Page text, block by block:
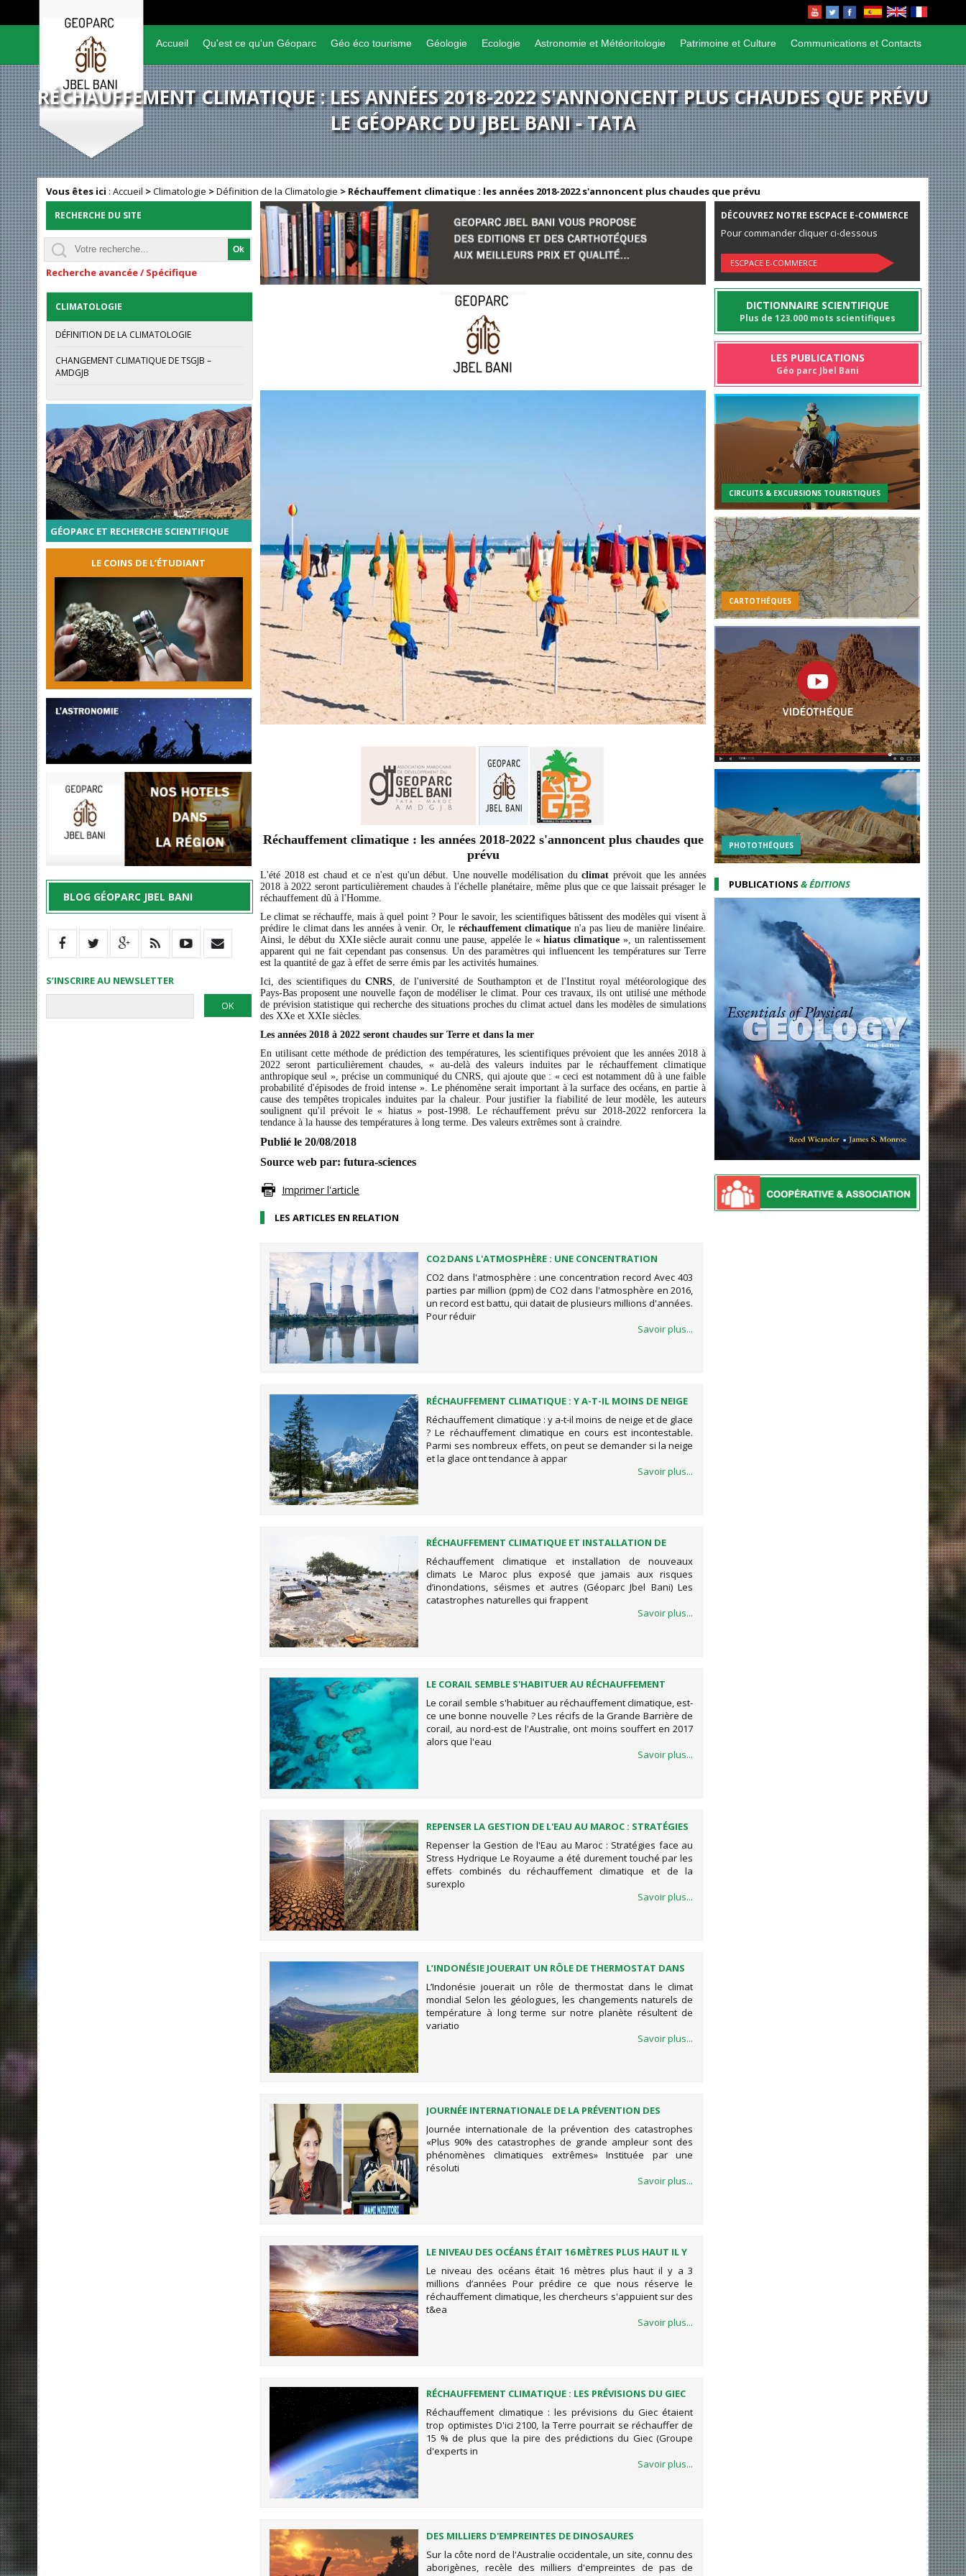
Accueil Qu'est ce qu'un Géoparc Géo éco tourisme Géologie Ecologie Astronomie et Météoritologie Patrimoine et Culture Communications et Contacts
RÉCHAUFFEMENT CLIMATIQUE : LES ANNÉES 2018-2022 S'ANNONCENT PLUS CHAUDES QUE PRÉVU
LE GÉOPARC DU JBEL BANI - TATA
Vous êtes ici :Accueil >Climatologie >Définition de la Climatologie > Réchauffement climatique : les années 2018-2022 s'annoncent plus chaudes que prévu
Réchauffement climatique : les années 2018-2022 s'annoncent plus chaudes que
prévu
L'été 2018 est chaud et ce n'est qu'un début. Une nouvelle modélisation duclimat prévoit que les années
2018 à 2022 seront particulièrement chaudes à l'échelle planétaire, même plus que ce que laissait présager le
réchauffement dû à l'Homme.
Le climat se réchauffe, mais à quel point ? Pour le savoir, les scientifiques bâtissent des modèles qui visent à
prédire le climat dans les années à venir. Or, le réchauffement climatique n'a pas lieu de manière linéaire.
Ainsi, le début du XXIe siècle aurait connu une pause, appelée le «hiatus climatique », un ralentissement
apparent qui ne fait cependant pas consensus. Un des paramètres qui influencent les températures sur Terre
est la quantité de gaz à effet de serre émis par les activités humaines.
Ici, des scientifiques duCNRS , de l'université de Southampton et de l'Institut royal météorologique des
Pays-Bas proposent une nouvelle façon de modéliser le climat. Pour ces travaux, ils ont utilisé une méthode
de prévision statistique qui recherche des situations proches du climat actuel dans les modèles de simulations
des XXe et XXIe siècles.
Les années 2018 à 2022 seront chaudes sur Terre et dans la mer
En utilisant cette méthode de prédiction des températures, les scientifiques prévoient que les années 2018 à
2022 seront particulièrement chaudes, « au-delà des valeurs induites par le réchauffement climatique
anthropique seul », précise un communiqué du CNRS, qui ajoute que : « ceci est notamment dû à une faible
probabilité d'épisodes de froid intense ». Le phénomène serait important à la surface des océans, en partie à
cause des tempêtes tropicales induites par la chaleur. Pour justifier la fiabilité de leur modèle, les auteurs
soulignent qu'il prévoit le « hiatus » post-1998. Le réchauffement prévu sur 2018-2022 renforcera la
tendance à la hausse des températures à long terme. Des valeurs extrêmes sont à craindre.
Publié le 20/08/2018
Source web par: futura-sciences
Imprimer l'article
LES ARTICLES EN RELATION
CO2 DANS L'ATMOSPHÈRE : UNE CONCENTRATION
RECORD
CO2 dans l'atmosphère : une concentration record Avec 403
parties par million (ppm) de CO2 dans l'atmosphère en 2016,
un record est battu, qui datait de plusieurs millions d'années.
Pour réduir
Savoir plus...
RÉCHAUFFEMENT CLIMATIQUE : Y A-T-IL MOINS DE NEIGE
ET DE GLACE ?
Réchauffement climatique : y a-t-il moins de neige et de glace
? Le réchauffement climatique en cours est incontestable.
Parmi ses nombreux effets, on peut se demander si la neige
et la glace ont tendance à appar
Savoir plus...
RÉCHAUFFEMENT CLIMATIQUE ET INSTALLATION DE
NOUVEAUX CLIMATS LE MAROC PLUS EXPOSÉ QUE JAMAIS
AUX RISQUES D’INONDATIONS, SÉISMES ET AUTRES
(GÉOPARC JBEL BANI)
Réchauffement climatique et installation de nouveaux
climats Le Maroc plus exposé que jamais aux risques
d’inondations, séismes et autres (Géoparc Jbel Bani) Les
catastrophes naturelles qui frappent
Savoir plus...
LE CORAIL SEMBLE S'HABITUER AU RÉCHAUFFEMENT
CLIMATIQUE, EST-CE UNE BONNE NOUVELLE ?
Le corail semble s'habituer au réchauffement climatique, est-
ce une bonne nouvelle ? Les récifs de la Grande Barrière de
corail, au nord-est de l'Australie, ont moins souffert en 2017
alors que l'eau
Savoir plus...
REPENSER LA GESTION DE L'EAU AU MAROC : STRATÉGIES
FACE AU STRESS HYDRIQUE
Repenser la Gestion de l'Eau au Maroc : Stratégies face au
Stress Hydrique Le Royaume a été durement touché par les
effets combinés du réchauffement climatique et de la
surexplo
Savoir plus...
L’INDONÉSIE JOUERAIT UN RÔLE DE THERMOSTAT DANS
LE CLIMAT MONDIAL
L’Indonésie jouerait un rôle de thermostat dans le climat
mondial Selon les géologues, les changements naturels de
température à long terme sur notre planète résultent de
variatio
Savoir plus...
JOURNÉE INTERNATIONALE DE LA PRÉVENTION DES
CATASTROPHES
Journée internationale de la prévention des catastrophes
«Plus 90% des catastrophes de grande ampleur sont des
phénomènes climatiques extrêmes» Instituée par une
résoluti
Savoir plus...
LE NIVEAU DES OCÉANS ÉTAIT 16 MÈTRES PLUS HAUT IL Y
A 3 MILLIONS D’ANNÉES
Le niveau des océans était 16 mètres plus haut il y a 3
millions d’années Pour prédire ce que nous réserve le
réchauffement climatique, les chercheurs s'appuient sur des
t&ea
Savoir plus...
RÉCHAUFFEMENT CLIMATIQUE : LES PRÉVISIONS DU GIEC
ÉTAIENT TROP OPTIMISTES
Réchauffement climatique : les prévisions du Giec étaient
trop optimistes D'ici 2100, la Terre pourrait se réchauffer de
15 % de plus que la pire des prédictions du Giec (Groupe
d'experts in
Savoir plus...
DES MILLIERS D'EMPREINTES DE DINOSAURES
DÉCOUVERTES DANS LE « JURASSIC PARK» AUSTRALIEN
Sur la côte nord de l'Australie occidentale, un site, connu des
aborigènes, recèle des milliers d'empreintes de pas de
RECHERCHE DU SITE
Recherche avancée / Spécifique
CLIMATOLOGIE
DÉFINITION DE LA CLIMATOLOGIE
CHANGEMENT CLIMATIQUE DE TSGJB –
AMDGJB
GÉOPARC ET RECHERCHE SCIENTIFIQUE
LE COINS DE L’ÉTUDIANT
BLOG GÉOPARC JBEL BANI
S’INSCRIRE AU NEWSLETTER
DÉCOUVREZ NOTRE ESCPACE E-COMMERCE
Pour commander cliquer ci-dessous
ESCPACE E-COMMERCE
DICTIONNAIRE SCIENTIFIQUE
Plus de 123.000 mots scientifiques
LES PUBLICATIONS
Géo parc Jbel Bani
CIRCUITS & EXCURSIONS TOURISTIQUES
CARTOTHÉQUES
PHOTOTHÉQUES
PUBLICATIONS& ÉDITIONS